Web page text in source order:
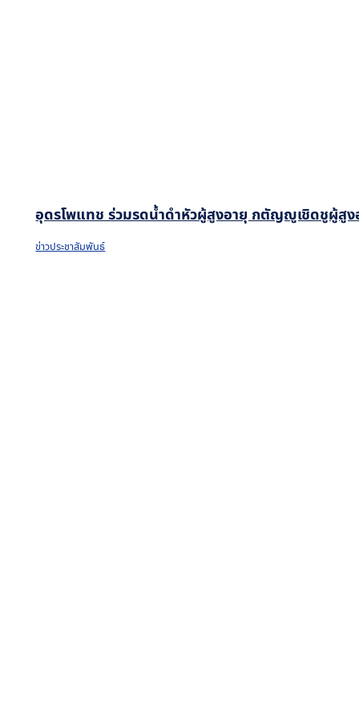
อุดรโพแทช ร่วมรดน้ำดำหัวผู้สูงอายุ กตัญญูเชิดชูผู้สูง
ข่าวประชาสัมพันธ์